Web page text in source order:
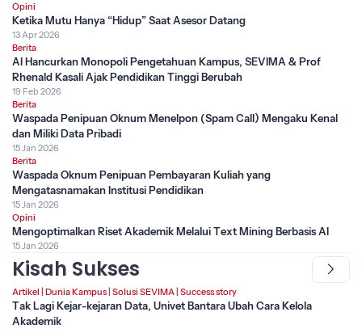
Opini
Ketika Mutu Hanya “Hidup” Saat Asesor Datang
13 Apr 2026
Berita
AI Hancurkan Monopoli Pengetahuan Kampus, SEVIMA & Prof
Rhenald Kasali Ajak Pendidikan Tinggi Berubah
19 Feb 2026
Berita
Waspada Penipuan Oknum Menelpon (Spam Call) Mengaku Kenal
dan Miliki Data Pribadi
15 Jan 2026
Berita
Waspada Oknum Penipuan Pembayaran Kuliah yang
Mengatasnamakan Institusi Pendidikan
15 Jan 2026
Opini
Mengoptimalkan Riset Akademik Melalui Text Mining Berbasis AI
15 Jan 2026
Kisah Sukses
Artikel Dunia Kampus Solusi SEVIMA Success story
Tak Lagi Kejar-kejaran Data, Univet Bantara Ubah Cara Kelola
Akademik